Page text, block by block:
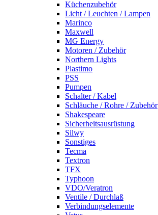
Küchenzubehör
Licht / Leuchten / Lampen
Marinco
Maxwell
MG Energy
Motoren / Zubehör
Northern Lights
Plastimo
PSS
Pumpen
Schalter / Kabel
Schläuche / Rohre / Zubehör
Shakespeare
Sicherheitsausrüstung
Silwy
Sonstiges
Tecma
Textron
TFX
Typhoon
VDO/Veratron
Ventile / Durchlaß
Verbindungselemente